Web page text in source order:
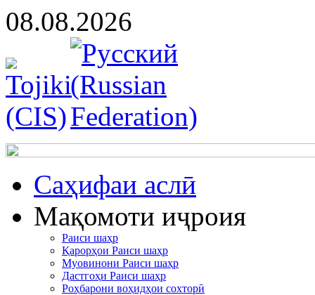
08.08.2026
Cаҳифаи аслӣ
Мақомоти иҷроия
Раиси шаҳр
Қарорҳои Раиси шаҳр
Муовинони Раиси шаҳр
Дастгоҳи Раиси шаҳр
Роҳбарони воҳидҳои сохторӣ